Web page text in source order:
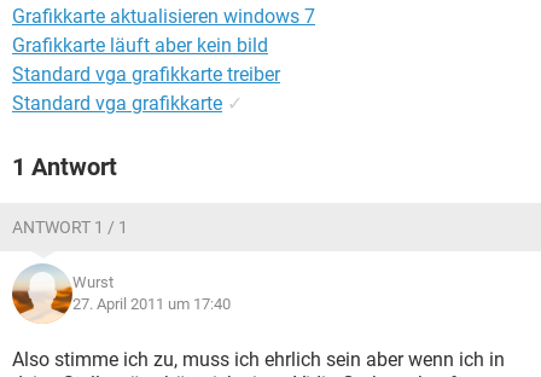
Grafikkarte aktualisieren windows 7
Grafikkarte läuft aber kein bild
Standard vga grafikkarte treiber
Standard vga grafikkarte ✓
1 Antwort
ANTWORT 1 / 1
Wurst
27. April 2011 um 17:40
Also stimme ich zu, muss ich ehrlich sein aber wenn ich in